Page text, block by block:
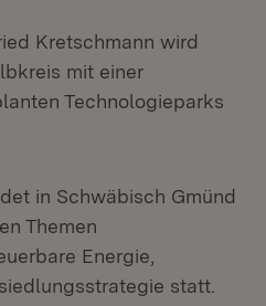
Kretschmann wird
mit einer
Technologieparks
in Schwäbisch Gmünd
Themen
Energie,
statt.